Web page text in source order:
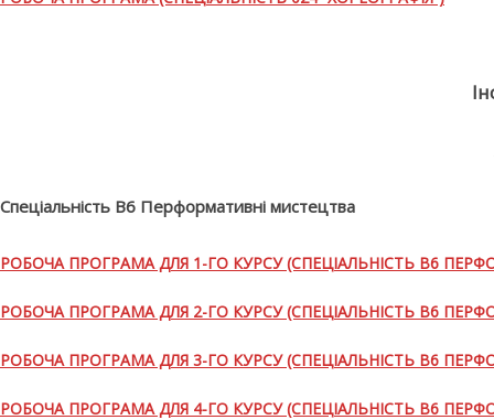
Спеціальність В6 Перформативні мистецтва
РОБОЧА ПРОГРАМА ДЛЯ 1-ГО КУРСУ (СПЕЦІАЛЬНІСТЬ В6
РОБОЧА ПРОГРАМА ДЛЯ 2-ГО КУРСУ (СПЕЦІАЛЬНІСТЬ В6
РОБОЧА ПРОГРАМА ДЛЯ 3-ГО КУРСУ (СПЕЦІАЛЬНІСТЬ В6
РОБОЧА ПРОГРАМА ДЛЯ 4-ГО КУРСУ (СПЕЦІАЛЬНІСТЬ В6